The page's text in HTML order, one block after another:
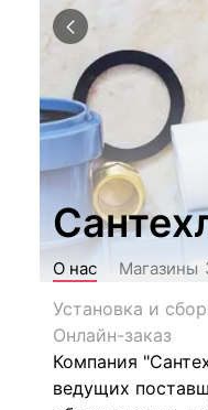
О нас Магазины
Установка и
Онлайн-заказ
Компания
ведущих